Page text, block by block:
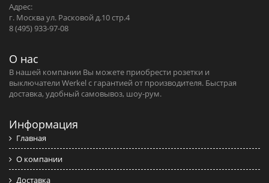
Адрес:
г. Москва ул. Расковой д.10 стр.4
8 (495) 933-97-08
О нас
В нашей компании Вы можете приобрести розетки и
выключатели Werkel c гарантией от производителя. Быстрая
доставка, удобный самовывоз, шоу-рум.
Информация
Главная
О компании
Доставка